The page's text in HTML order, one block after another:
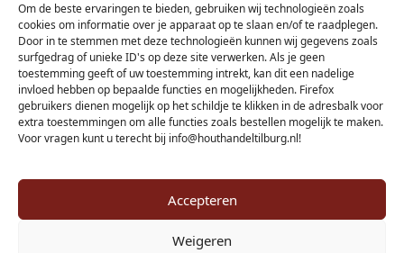
Om de beste ervaringen te bieden, gebruiken wij technologieën zoals
cookies om informatie over je apparaat op te slaan en/of te raadplegen.
Door in te stemmen met deze technologieën kunnen wij gegevens zoals
surfgedrag of unieke ID's op deze site verwerken. Als je geen
toestemming geeft of uw toestemming intrekt, kan dit een nadelige
invloed hebben op bepaalde functies en mogelijkheden. Firefox
gebruikers dienen mogelijk op het schildje te klikken in de adresbalk voor
extra toestemmingen om alle functies zoals bestellen mogelijk te maken.
Voor vragen kunt u terecht bij info@houthandeltilburg.nl!
Accepteren
Weigeren